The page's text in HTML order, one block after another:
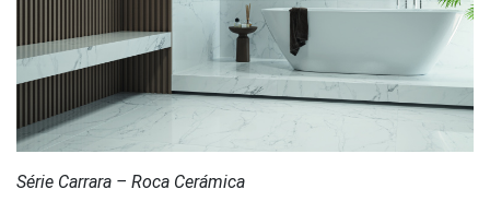
Série Carrara – Roca Cerámica